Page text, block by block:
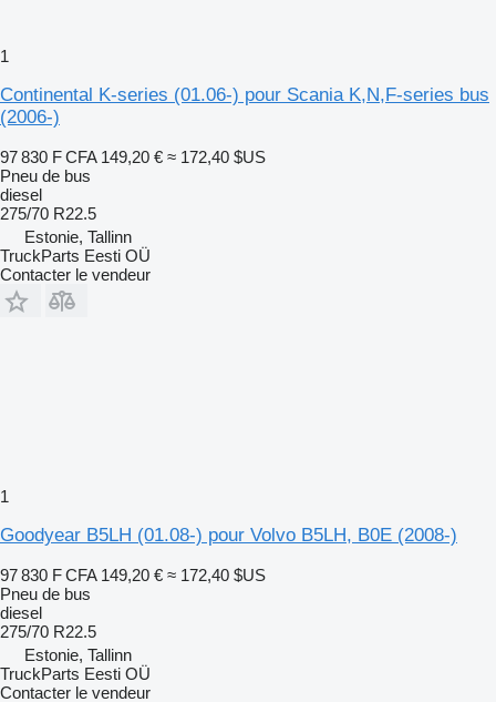
1
Continental K-series (01.06-) pour Scania K,N,F-series bus
(2006-)
97 830 F CFA 149,20 € ≈ 172,40 $US
Pneu de bus
diesel
275/70 R22.5
Estonie, Tallinn
TruckParts Eesti OÜ
Contacter le vendeur
1
Goodyear B5LH (01.08-) pour Volvo B5LH, B0E (2008-)
97 830 F CFA 149,20 € ≈ 172,40 $US
Pneu de bus
diesel
275/70 R22.5
Estonie, Tallinn
TruckParts Eesti OÜ
Contacter le vendeur